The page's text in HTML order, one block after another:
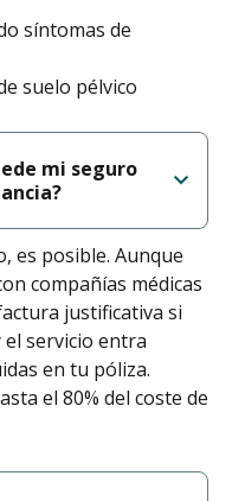
síntomas de
suelo pélvico
mi seguro
es posible. Aunque
compañías médicas
justificativa si
servicio entra
en tu póliza.
el 80% del coste de